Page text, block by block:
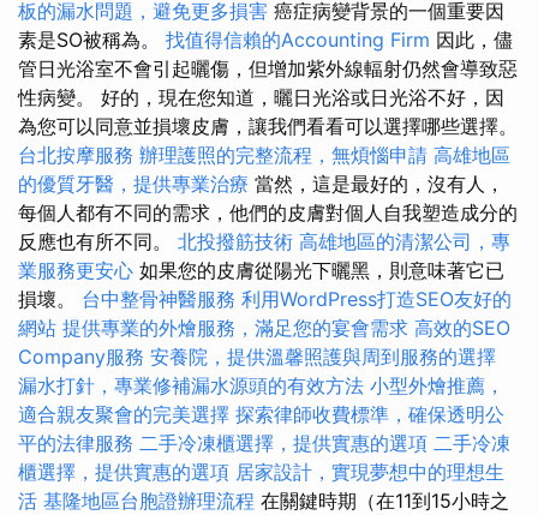
板的漏水問題，避免更多損害 癌症病變背景的一個重要因
素是SO被稱為。 找值得信賴的Accounting Firm 因此，儘
管日光浴室不會引起曬傷，但增加紫外線輻射仍然會導致惡
性病變。 好的，現在您知道，曬日光浴或日光浴不好，因
為您可以同意並損壞皮膚，讓我們看看可以選擇哪些選擇。
台北按摩服務 辦理護照的完整流程，無煩惱申請 高雄地區
的優質牙醫，提供專業治療 當然，這是最好的，沒有人，
每個人都有不同的需求，他們的皮膚對個人自我塑造成分的
反應也有所不同。 北投撥筋技術 高雄地區的清潔公司，專
業服務更安心 如果您的皮膚從陽光下曬黑，則意味著它已
損壞。 台中整骨神醫服務 利用WordPress打造SEO友好的
網站 提供專業的外燴服務，滿足您的宴會需求 高效的SEO
Company服務 安養院，提供溫馨照護與周到服務的選擇
漏水打針，專業修補漏水源頭的有效方法 小型外燴推薦，
適合親友聚會的完美選擇 探索律師收費標準，確保透明公
平的法律服務 二手冷凍櫃選擇，提供實惠的選項 二手冷凍
櫃選擇，提供實惠的選項 居家設計，實現夢想中的理想生
活 基隆地區台胞證辦理流程 在關鍵時期（在11到15小時之